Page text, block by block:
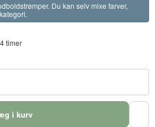
Du kan selv mixe farver,
timer
i kurv